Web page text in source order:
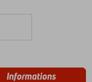
Informations